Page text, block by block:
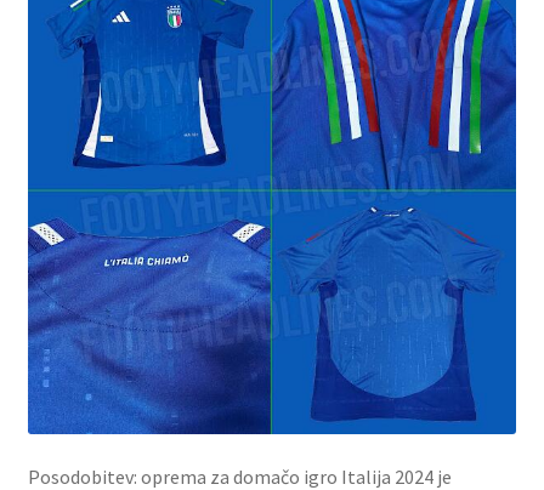
Posodobitev: oprema za domačo igro Italija 2024 je